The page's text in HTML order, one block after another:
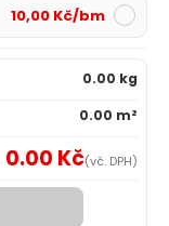
10,00 Kč/bm
0.00 kg
0.00 m²
0.00 Kč(vč. DPH)